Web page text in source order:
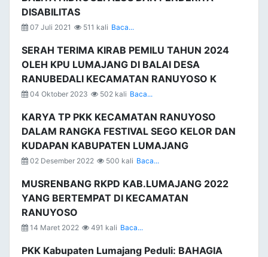
DISABILITAS
07 Juli 2021 511 kali Baca...
SERAH TERIMA KIRAB PEMILU TAHUN 2024
OLEH KPU LUMAJANG DI BALAI DESA
RANUBEDALI KECAMATAN RANUYOSO K
04 Oktober 2023 502 kali Baca...
KARYA TP PKK KECAMATAN RANUYOSO
DALAM RANGKA FESTIVAL SEGO KELOR DAN
KUDAPAN KABUPATEN LUMAJANG
02 Desember 2022 500 kali Baca...
MUSRENBANG RKPD KAB.LUMAJANG 2022
YANG BERTEMPAT DI KECAMATAN
RANUYOSO
14 Maret 2022 491 kali Baca...
PKK Kabupaten Lumajang Peduli: BAHAGIA